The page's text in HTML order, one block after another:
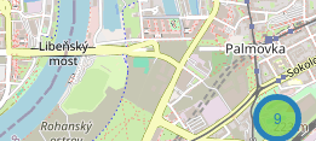
9